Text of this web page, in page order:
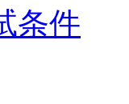
条件